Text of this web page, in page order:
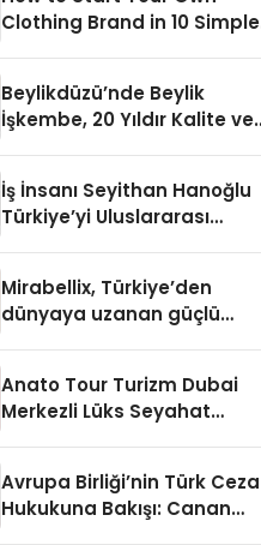
Clothing Brand in 10 Simple
Beylikdüzü’nde Beylik
İşkembe, 20 Yıldır Kalite ve
İş İnsanı Seyithan Hanoğlu
Türkiye’yi Uluslararası
Mirabellix, Türkiye’den
dünyaya uzanan güçlü
Anato Tour Turizm Dubai
Merkezli Lüks Seyahat
Avrupa Birliği’nin Türk Ceza
Hukukuna Bakışı: Canan